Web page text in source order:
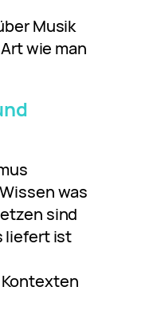
Musik
wie man
was
sind
liefert ist